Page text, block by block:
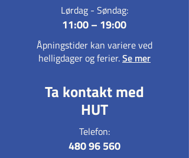
Lørdag - Søndag:
11:00 – 19:00
Åpningstider kan variere ved
helligdager og ferier.Se mer
Ta kontakt med
HUT
Telefon:
480 96 560